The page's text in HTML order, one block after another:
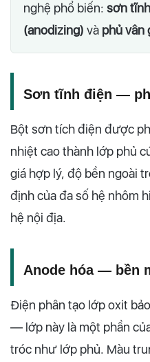
nghệ phổ biến: sơn
(anodizing) và phủ vân
Sơn tĩnh điện —
Bột sơn tích điện được
nhiệt cao thành lớp phủ
giá hợp lý, độ bền ngoài
định của đa số hệ nhôm
hệ nội địa.
Anode hóa — bền
Điện phân tạo lớp oxit
— lớp này là một phần
tróc như lớp phủ. Màu